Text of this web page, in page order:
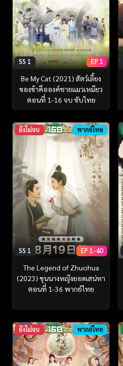
SS 1 EP 1
Be My Cat (2021) สัตว์เลี้ยง
ของข้าคือองค์ชายแมวเหมียว
ตอนที่ 1-16 จบ ซับไทย
ยังไม่จบ พากย์ไทย
SS 1 EP 1-40
The Legend of Zhuohua
(2023) ขุนนางหญิงยอดเสน่หา
ตอนที่ 1-36 พากย์ไทย
ยังไม่จบ พากย์ไทย